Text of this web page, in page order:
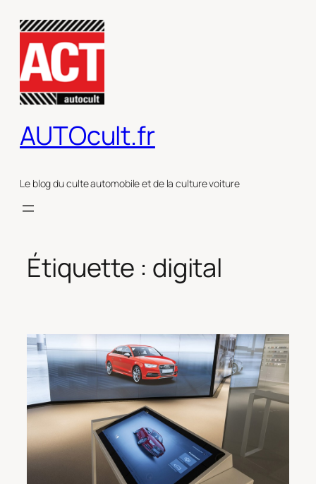
contenu
AUTOcult.fr
Le blog du culte automobile et de la culture voiture
Étiquette : digital